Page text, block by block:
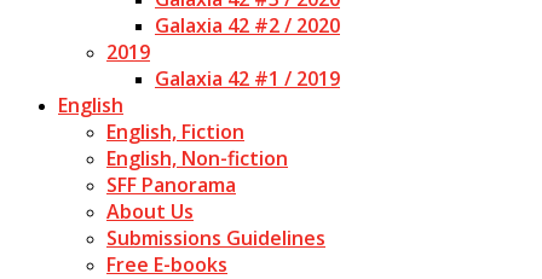
Galaxia 42 #2 / 2020
2019
Galaxia 42 #1 / 2019
English
English, Fiction
English, Non-fiction
SFF Panorama
About Us
Submissions Guidelines
Free E-books